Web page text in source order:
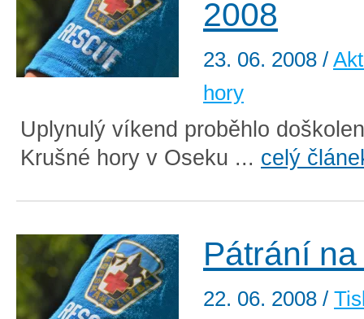
2008
23. 06. 2008 /
hory
Uplynulý víkend proběhlo
Krušné hory v Oseku ... celý
Pátrání
22. 06. 2008 /